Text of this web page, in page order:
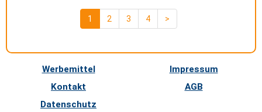
1 2 3 4 >
Werbemittel
Impressum
Kontakt
AGB
Datenschutz